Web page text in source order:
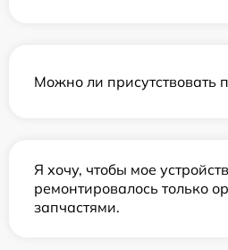
Можно ли присутствовать
Я хочу, чтобы мое
ремонтировалось только
запчастями.